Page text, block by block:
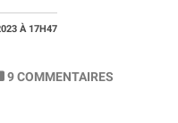
À 17H47
9COMMENTAIRES